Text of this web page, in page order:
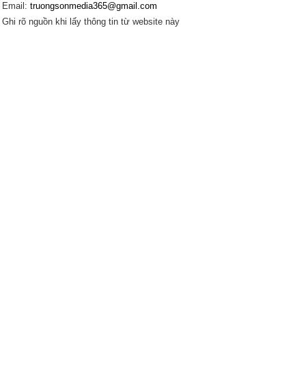
Email: truongsonmedia365@gmail.com
Ghi rõ nguồn khi lấy thông tin từ website này